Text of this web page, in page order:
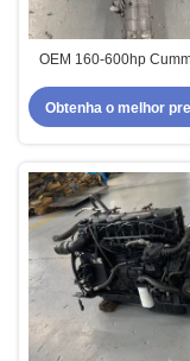
OEM 160-600hp
pick-up EUA
Obtenha o melhor